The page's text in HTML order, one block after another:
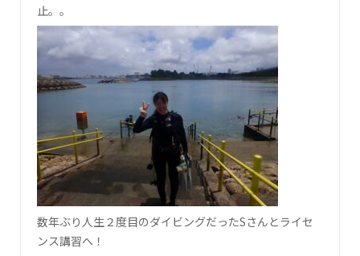
止。。
数年ぶり人生２度目のダイビングだったSさんとライセ
ンス講習へ！